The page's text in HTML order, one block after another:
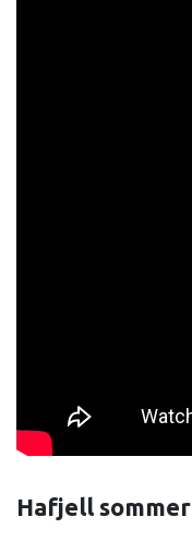
Hafjell sommer